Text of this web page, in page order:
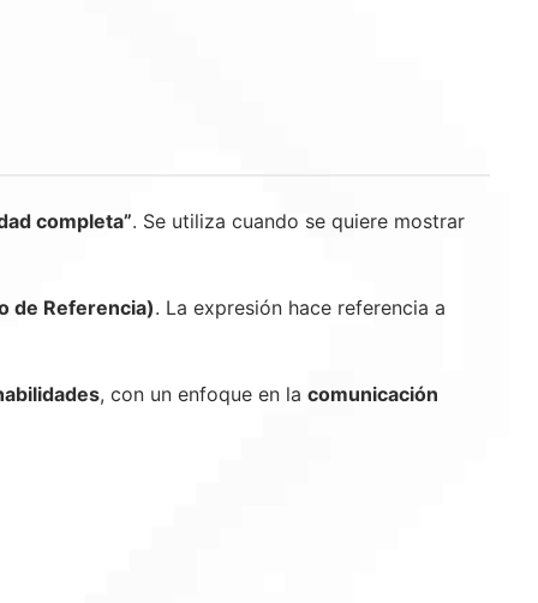
completa”. Se utiliza cuando se quiere mostrar
de Referencia). La expresión hace referencia a
, con un enfoque en la comunicación